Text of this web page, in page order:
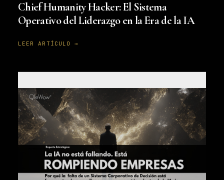
Chief Humanity Hacker: El Sistema
Operativo del Liderazgo en la Era de la IA
LEER ARTÍCULO →